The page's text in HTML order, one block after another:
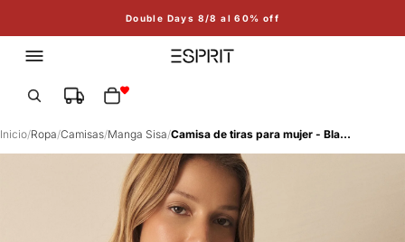
Double Days 8/8 al 60% off
Inicio/Ropa/Camisas/Manga Sisa/ Camisa de tiras para mujer - Blanco